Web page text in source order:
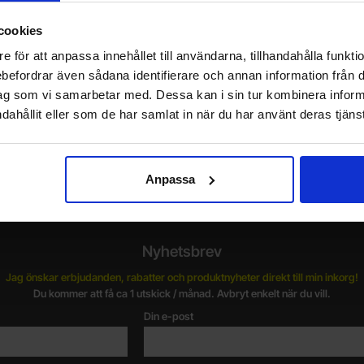
för att anpassa innehållet till användarna, tillhandahålla
även sådana identifierare och annan information från
som vi samarbetar med. Dessa kan i sin tur kombinera
eller som de har samlat in när du har använt deras
Anpassa
(6st)
Art. nr
4100 3038
(5st)
Läs mer om att jobba på electrokit
Nyhetsbrev
Jag önskar erbjudanden, rabatter och produktnyheter direkt till min inkorg!
Du kommer att få ca 1 utskick / månad. Avbryt enkelt när du vill.
Din e-post